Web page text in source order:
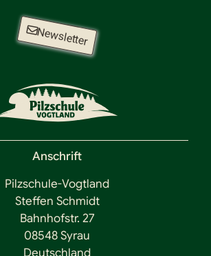
Newsletter
Anschrift
Pilzschule-Vogtland
Steffen Schmidt
Bahnhofstr. 27
08548 Syrau
Deutschland